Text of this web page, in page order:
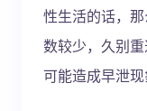
性生活的话，
数较少，久别
可能造成早泄现